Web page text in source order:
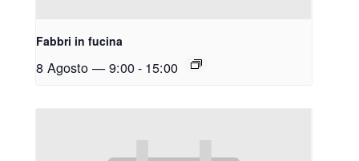
Fabbri in fucina
8 Agosto — 9:00- 15:00